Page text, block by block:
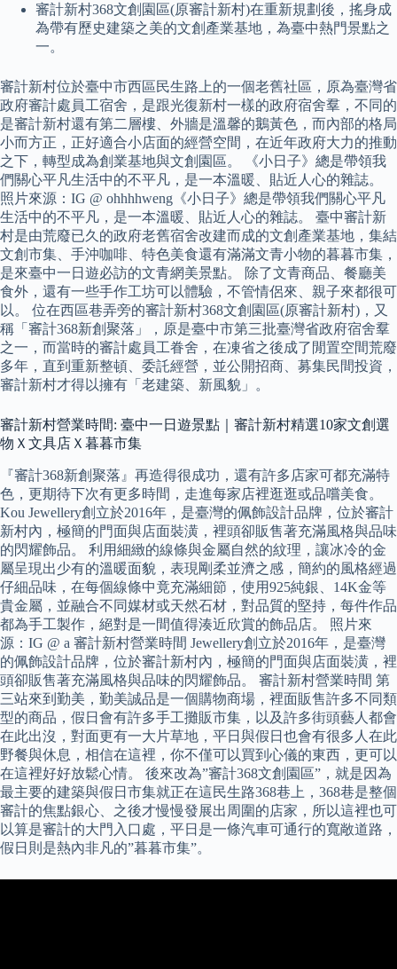
審計新村368文創園區(原審計新村)在重新規劃後，搖身成
為帶有歷史建築之美的文創產業基地，為臺中熱門景點之
一。
審計新村位於臺中市西區民生路上的一個老舊社區，原為臺灣省
政府審計處員工宿舍，是跟光復新村一樣的政府宿舍羣，不同的
是審計新村還有第二層樓、外牆是溫馨的鵝黃色，而內部的格局
小而方正，正好適合小店面的經營空間，在近年政府大力的推動
之下，轉型成為創業基地與文創園區。 《小日子》總是帶領我
們關心平凡生活中的不平凡，是一本溫暖、貼近人心的雜誌。
照片來源：IG @ ohhhhweng《小日子》總是帶領我們關心平凡
生活中的不平凡，是一本溫暖、貼近人心的雜誌。 臺中審計新
村是由荒廢已久的政府老舊宿舍改建而成的文創產業基地，集結
文創市集、手沖咖啡、特色美食還有滿滿文青小物的暮暮市集，
是來臺中一日遊必訪的文青網美景點。 除了文青商品、餐廳美
食外，還有一些手作工坊可以體驗，不管情侶來、親子來都很可
以。 位在西區巷弄旁的審計新村368文創園區(原審計新村)，又
稱「審計368新創聚落」，原是臺中市第三批臺灣省政府宿舍羣
之一，而當時的審計處員工眷舍，在凍省之後成了閒置空間荒廢
多年，直到重新整頓、委託經營，並公開招商、募集民間投資，
審計新村才得以擁有「老建築、新風貌」。
審計新村營業時間: 臺中一日遊景點｜審計新村精選10家文創選
物Ｘ文具店Ｘ暮暮市集
『審計368新創聚落』再造得很成功，還有許多店家可都充滿特
色，更期待下次有更多時間，走進每家店裡逛逛或品嚐美食。
Kou Jewellery創立於2016年，是臺灣的佩飾設計品牌，位於審計
新村內，極簡的門面與店面裝潢，裡頭卻販售著充滿風格與品味
的閃耀飾品。 利用細緻的線條與金屬自然的紋理，讓冰冷的金
屬呈現出少有的溫暖面貌，表現剛柔並濟之感，簡約的風格經過
仔細品味，在每個線條中竟充滿細節，使用925純銀、14K金等
貴金屬，並融合不同媒材或天然石材，對品質的堅持，每件作品
都為手工製作，絕對是一間值得湊近欣賞的飾品店。 照片來
源：IG @ a 審計新村營業時間 Jewellery創立於2016年，是臺灣
的佩飾設計品牌，位於審計新村內，極簡的門面與店面裝潢，裡
頭卻販售著充滿風格與品味的閃耀飾品。 審計新村營業時間 第
三站來到勤美，勤美誠品是一個購物商場，裡面販售許多不同類
型的商品，假日會有許多手工攤販市集，以及許多街頭藝人都會
在此出沒，對面更有一大片草地，平日與假日也會有很多人在此
野餐與休息，相信在這裡，你不僅可以買到心儀的東西，更可以
在這裡好好放鬆心情。 後來改為”審計368文創園區”，就是因為
最主要的建築與假日市集就正在這民生路368巷上，368巷是整個
審計的焦點銀心、之後才慢慢發展出周圍的店家，所以這裡也可
以算是審計的大門入口處，平日是一條汽車可通行的寬敞道路，
假日則是熱內非凡的”暮暮市集”。